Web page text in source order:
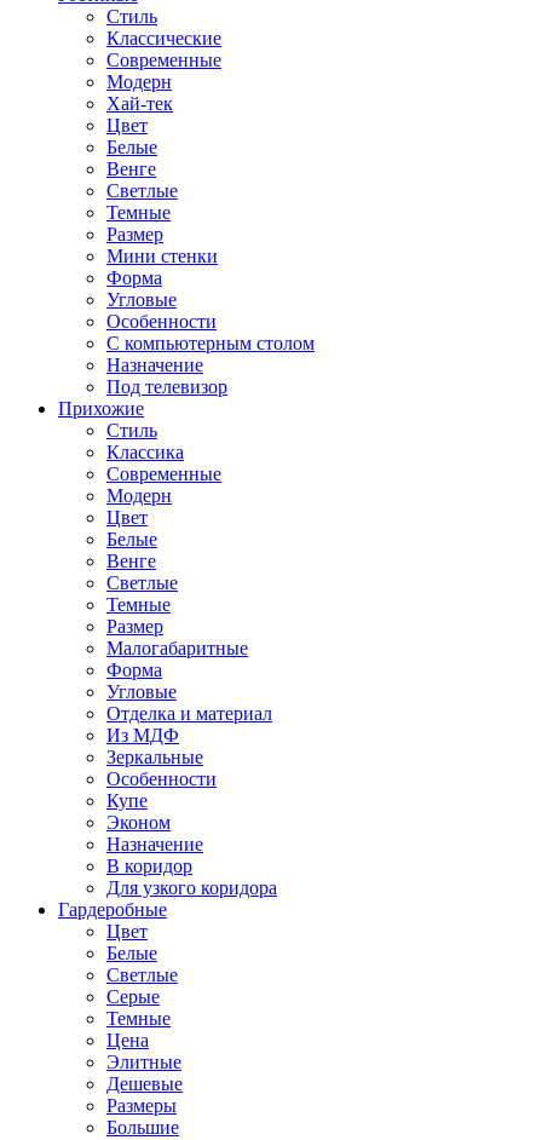
Стиль
Классические
Современные
Модерн
Хай-тек
Цвет
Белые
Венге
Светлые
Темные
Размер
Мини стенки
Форма
Угловые
Особенности
С компьютерным столом
Назначение
Под телевизор
Прихожие
Стиль
Классика
Современные
Модерн
Цвет
Белые
Венге
Светлые
Темные
Размер
Малогабаритные
Форма
Угловые
Отделка и материал
Из МДФ
Зеркальные
Особенности
Купе
Эконом
Назначение
В коридор
Для узкого коридора
Гардеробные
Цвет
Белые
Светлые
Серые
Темные
Цена
Элитные
Дешевые
Размеры
Большие